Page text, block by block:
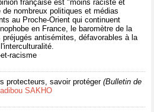
française est "moins raciste et
nombreux politiques et médias
au Proche-Orient qui continuent
en France, le baromètre de la
antisémites, défavorables à la
racisme
protecteurs, savoir protéger(Bulletin de
SAKHO